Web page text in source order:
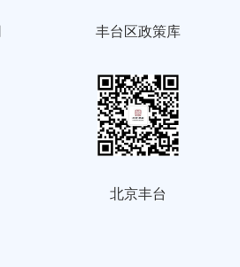
丰台区政策库
北京丰台